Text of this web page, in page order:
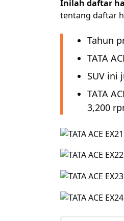
Inilah daftar
tentang daftar
Tahun
TATA
SUV ini
TATA
3,200